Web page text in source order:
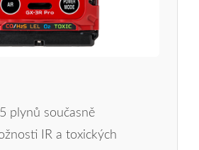
5 plynů současně
IR a toxických